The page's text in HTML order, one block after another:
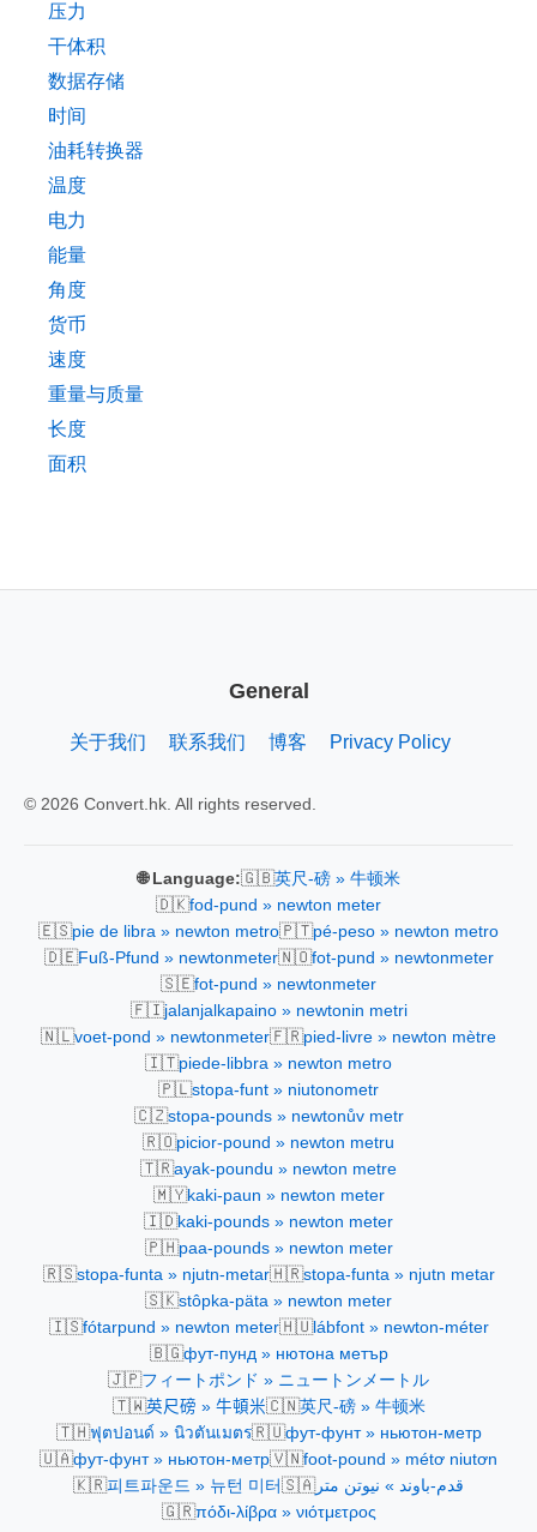
压力
干体积
数据存储
时间
油耗转换器
温度
电力
能量
角度
货币
速度
重量与质量
长度
面积
General
关于我们 联系我们 博客 Privacy Policy
© 2026 Convert.hk. All rights reserved.
🌐 Language:🇬🇧英尺-磅 » 牛顿米
🇩🇰fod-pund » newton meter
🇪🇸pie de libra » newton metro🇵🇹pé-peso » newton metro
🇩🇪Fuß-Pfund » newtonmeter🇳🇴fot-pund » newtonmeter
🇸🇪fot-pund » newtonmeter
🇫🇮jalanjalkapaino » newtonin metri
🇳🇱voet-pond » newtonmeter🇫🇷pied-livre » newton mètre
🇮🇹piede-libbra » newton metro
🇵🇱stopa-funt » niutonometr
🇨🇿stopa-pounds » newtonův metr
🇷🇴picior-pound » newton metru
🇹🇷ayak-poundu » newton metre
🇲🇾kaki-paun » newton meter
🇮🇩kaki-pounds » newton meter
🇵🇭paa-pounds » newton meter
🇷🇸stopa-funta » njutn-metar🇭🇷stopa-funta » njutn metar
🇸🇰stôpka-päta » newton meter
🇮🇸fótarpund » newton meter🇭🇺lábfont » newton-méter
🇧🇬фут-пунд » нютона метър
🇯🇵フィートポンド » ニュートンメートル
🇹🇼英尺磅 » 牛頓米🇨🇳英尺-磅 » 牛顿米
🇹🇭ฟุตปอนด์ » นิวตันเมตร🇷🇺фут-фунт » ньютон-метр
🇺🇦фут-фунт » ньютон-метр🇻🇳foot-pound » métơ niutơn
🇰🇷피트파운드 » 뉴턴 미터 🇸🇦قدم-باوند » نيوتن متر
🇬🇷πόδι-λίβρα » νιότμετρος